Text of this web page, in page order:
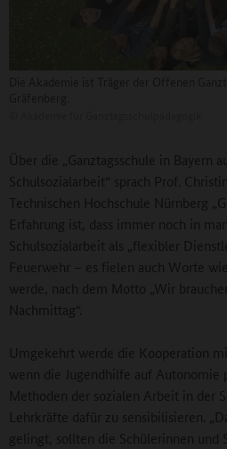
Über die „Ganztagsschule in Bayern
Schulsozialarbeit“ sprach Prof.
Technischen Hochschule Nürnberg
Erfahrung ist, dass immer noch in
Schulsozialarbeit als „flexibler
Feuerwehr – es fielen auch Worte
werde, nach dem Motto „Wir
Nachmittag“.
Umgekehrt werde die Kooperation
wenn die Jugendhilfe auf Autonomie
Methoden der sozialen Arbeit in der
Lehrkräfte dafür zu sensibilisieren.
gelingt, sollten die Schülerinnen und